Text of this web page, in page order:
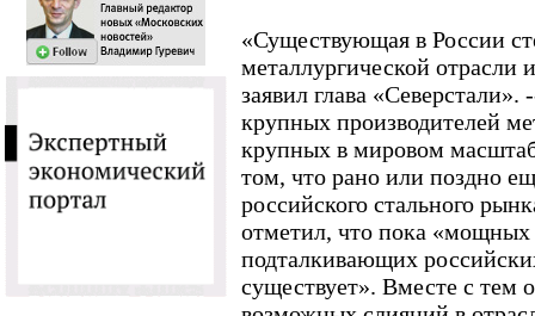
«Существующая в России
металлургической отрасли
заявил глава
крупных производителей
крупных в мировом
том, что рано или поздно
российского стального
отметил, что пока
подталкивающих
существует». Вместе с тем